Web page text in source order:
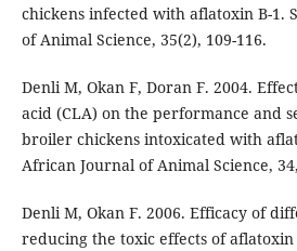
chickens infected with aflatoxin B-1.
of Animal Science, 35(2), 109-116.
Denli M, Okan F, Doran F. 2004.
acid (CLA) on the performance and
broiler chickens intoxicated with
African Journal of Animal Science,
Denli M, Okan F. 2006. Efficacy of
reducing the toxic effects of